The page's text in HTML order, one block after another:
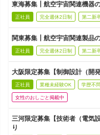
東海募集┃航空宇宙関連機器の
正社員 完全週休2日制 第二新
関東募集┃航空宇宙関連製品
正社員 完全週休2日制 第二新
大阪限定募集【制御設計（開
正社員 業種未経験OK 学歴不問
女性のおしごと掲載中
三河限定募集【技術者（電気
り